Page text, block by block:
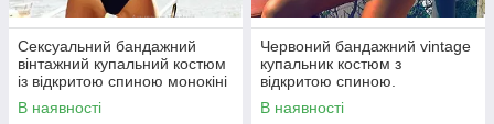
Сексуальний бандажний
вінтажний купальний костюм
із відкритою спиною монокіні
боді пляжний одяг плавання
В наявності
Червоний бандажний vintage
купальник костюм з
відкритою спиною.
В наявності